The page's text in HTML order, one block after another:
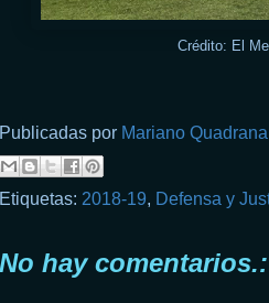
Crédito: El
Publicadas por Mariano Quadrana
Etiquetas: 2018-19, Defensa y
No hay comentarios.: